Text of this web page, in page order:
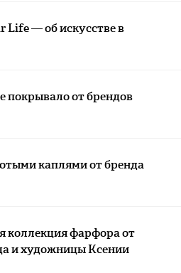
Life — об искусстве в
покрывало от брендов
каплями от бренда
коллекция фарфора от
и художницы Ксении